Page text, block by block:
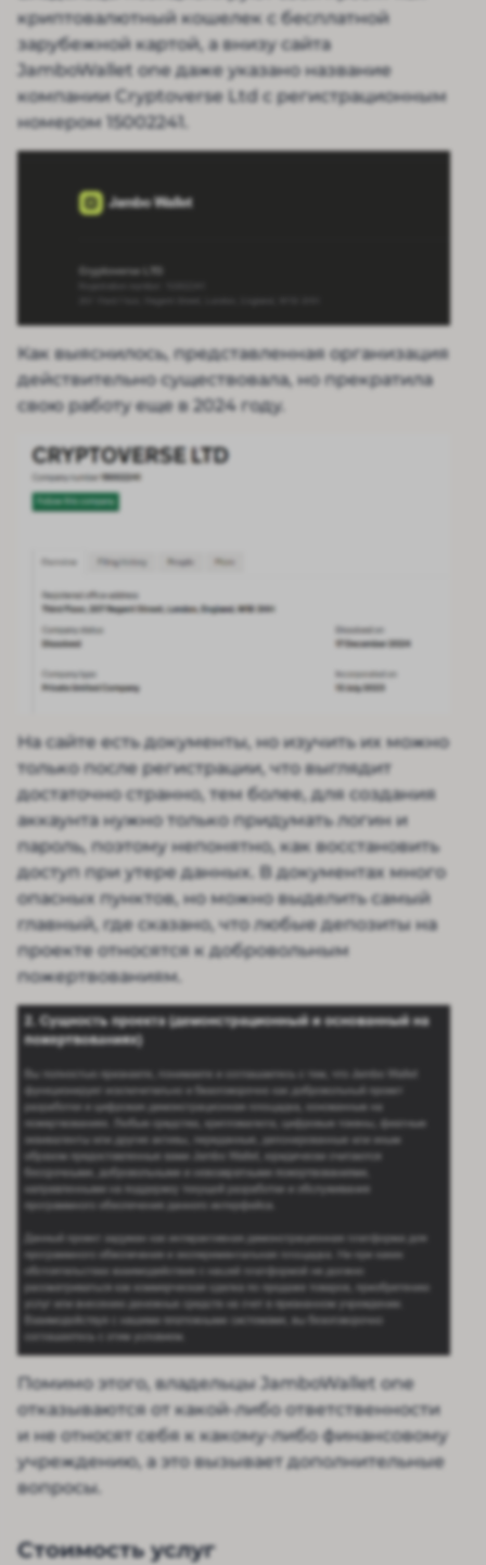
криптовалютный кошелек с бесплатной
зарубежной картой, а внизу сайта
JamboWallet one даже указано название
компании Cryptoverse Ltd с регистрационным
номером 15002241.
Как выяснилось, представленная организация
действительно существовала, но прекратила
свою работу еще в 2024 году.
На сайте есть документы, но изучить их можно
только после регистрации, что выглядит
достаточно странно, тем более, для создания
аккаунта нужно только придумать логин и
пароль, поэтому непонятно, как восстановить
доступ при утере данных. В документах много
опасных пунктов, но можно выделить самый
главный, где сказано, что любые депозиты на
проекте относятся к добровольным
пожертвованиям.
Помимо этого, владельцы JamboWallet one
отказываются от какой-либо ответственности
и не относят себя к какому-либо финансовому
учреждению, а это вызывает дополнительные
вопросы.
Стоимость услуг